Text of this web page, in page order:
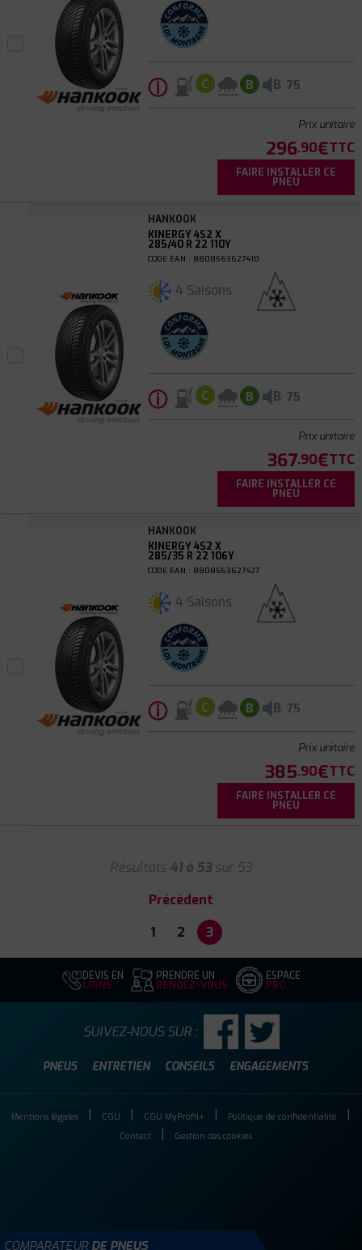
ⓘ C B B 75
Prix unitaire
296.90€TTC
FAIRE INSTALLER CE
PNEU
HANKOOK
KINERGY 4S2 X
285/40 R 22 110Y
CODE EAN : 8808563627410
4 Saisons
ⓘ C B B 75
Prix unitaire
367.90€TTC
FAIRE INSTALLER CE
PNEU
HANKOOK
KINERGY 4S2 X
285/35 R 22 106Y
CODE EAN : 8808563627427
4 Saisons
ⓘ C B B 75
Prix unitaire
385.90€TTC
FAIRE INSTALLER CE
PNEU
Résultats 41 à 53sur 53
Précédent
1
2 3
COMPARATEUR DE PNEUS
DEVIS EN
LIGNE
PRENDRE UN
RENDEZ-VOUS
ESPACE
PRO
PNEUS ENTRETIEN CONSEILS ENGAGEMENTS
SUIVEZ-NOUS SUR :
Mentions légales CGU CGU MyProfil+
Politique de confidentialité
Contact
Gestion des cookies